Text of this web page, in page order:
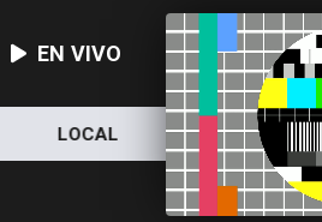
EN VIVO
LOCAL NACIONAL